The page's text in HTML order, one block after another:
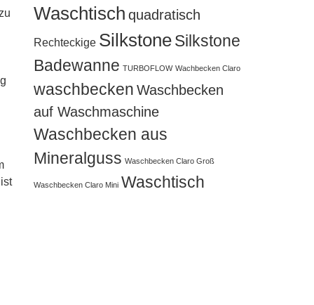
Waschtisch quadratisch
Rechteckige SilkstoneSilkstone
Badewanne TURBOFLOW Wachbecken Claro
waschbecken Waschbecken
auf Waschmaschine
Waschbecken aus
Mineralguss Waschbecken Claro Groß
Waschbecken Claro Mini Waschtisch